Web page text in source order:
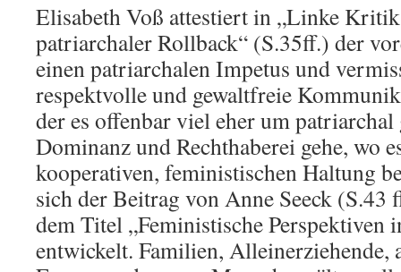
Elisabeth Voß attestiert in „Linke
patriarchaler Rollback“ (S.35ff.) der
einen patriarchalen Impetus und
respektvolle und gewaltfreie
der es offenbar viel eher um
Dominanz und Rechthaberei gehe, wo
kooperativen, feministischen Haltung
sich der Beitrag von Anne Seeck (S.43
dem Titel „Feministische Perspektiven
entwickelt. Familien, Alleinerziehende,